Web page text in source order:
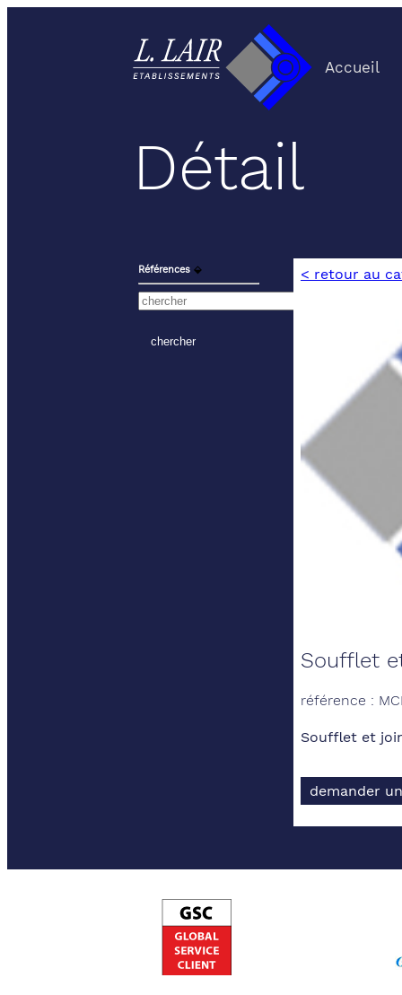
Accueil
Détail
Références ⬙ < retour au
Soufflet
référence :
Soufflet et
demander